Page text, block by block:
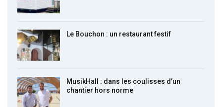
Le Bouchon : un restaurant festif
MusikHall : dans les coulisses d’un
chantier hors norme